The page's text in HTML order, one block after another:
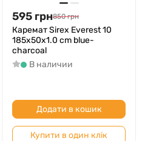
595 грн850 грн
Каремат Sirex Everest 10
185x50x1.0 cm blue-
charcoal
В наличии
Додати в кошик
Купити в один клік